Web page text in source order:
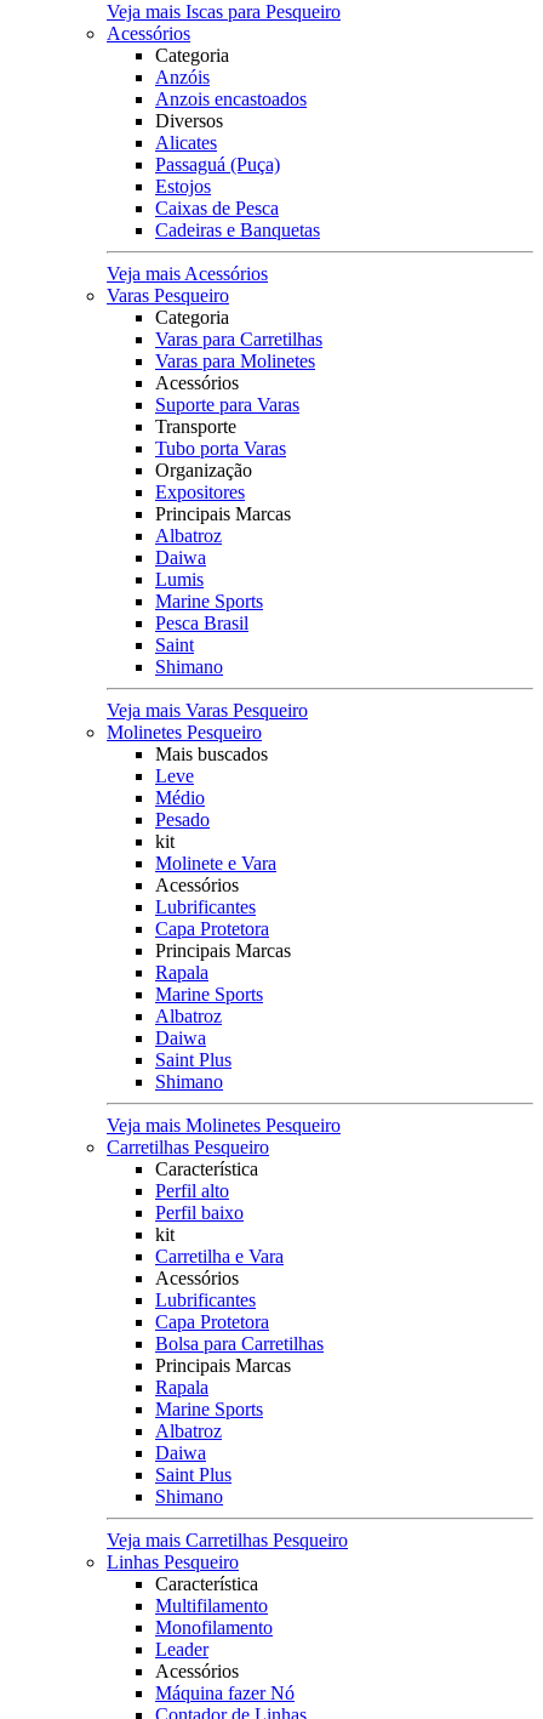
Veja mais Iscas para Pesqueiro
Acessórios
Categoria
Anzóis
Anzois encastoados
Diversos
Alicates
Passaguá (Puça)
Estojos
Caixas de Pesca
Cadeiras e Banquetas
Veja mais Acessórios
Varas Pesqueiro
Categoria
Varas para Carretilhas
Varas para Molinetes
Acessórios
Suporte para Varas
Transporte
Tubo porta Varas
Organização
Expositores
Principais Marcas
Albatroz
Daiwa
Lumis
Marine Sports
Pesca Brasil
Saint
Shimano
Veja mais Varas Pesqueiro
Molinetes Pesqueiro
Mais buscados
Leve
Médio
Pesado
kit
Molinete e Vara
Acessórios
Lubrificantes
Capa Protetora
Principais Marcas
Rapala
Marine Sports
Albatroz
Daiwa
Saint Plus
Shimano
Veja mais Molinetes Pesqueiro
Carretilhas Pesqueiro
Característica
Perfil alto
Perfil baixo
kit
Carretilha e Vara
Acessórios
Lubrificantes
Capa Protetora
Bolsa para Carretilhas
Principais Marcas
Rapala
Marine Sports
Albatroz
Daiwa
Saint Plus
Shimano
Veja mais Carretilhas Pesqueiro
Linhas Pesqueiro
Característica
Multifilamento
Monofilamento
Leader
Acessórios
Máquina fazer Nó
Contador de Linhas